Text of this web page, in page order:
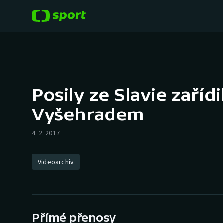
Hokej
Tenis
Cyklistika
Baseball a softbal
Posily ze Slavie
Vyšehradem
4. 2. 2017
Videoarchiv
Přímé přenosy